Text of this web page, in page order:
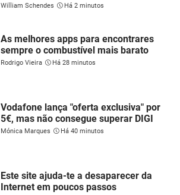
William Schendes Há 2 minutos
As melhores apps para encontrares
sempre o combustível mais barato
Rodrigo Vieira Há 28 minutos
Vodafone lança "oferta exclusiva" por
5€, mas não consegue superar DIGI
Mónica Marques Há 40 minutos
Este site ajuda-te a desaparecer da
Internet em poucos passos